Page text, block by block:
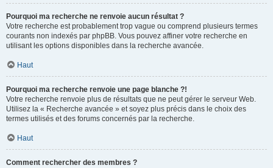
Pourquoi ma recherche ne renvoie aucun résultat ?
Votre recherche est probablement trop vague ou comprend plusieurs termes
courants non indexés par phpBB. Vous pouvez affiner votre recherche en
utilisant les options disponibles dans la recherche avancée.
Haut
Pourquoi ma recherche renvoie une page blanche ?!
Votre recherche renvoie plus de résultats que ne peut gérer le serveur Web.
Utilisez la « Recherche avancée » et soyez plus précis dans le choix des
termes utilisés et des forums concernés par la recherche.
Haut
Comment rechercher des membres ?